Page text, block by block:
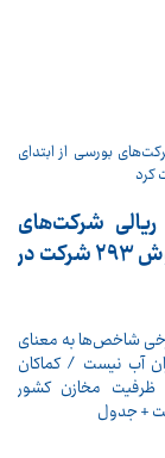
ریالی شرکت‌های
بورسی از ابتدای سال / فروش 293 شرکت در
شاخص‌ها به معنای
آب نیست / کماکان
مخازن کشور
+ جدول